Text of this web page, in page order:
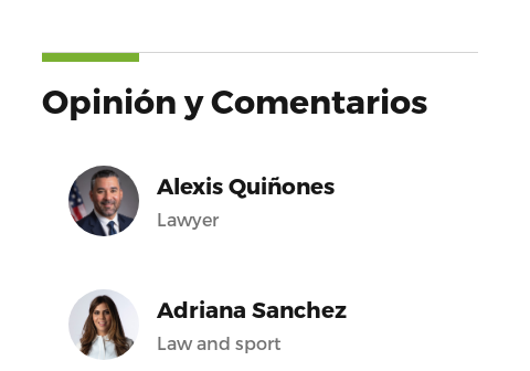
Opinión y Comentarios
Alexis Quiñones
Lawyer
Adriana Sanchez
Law and sport